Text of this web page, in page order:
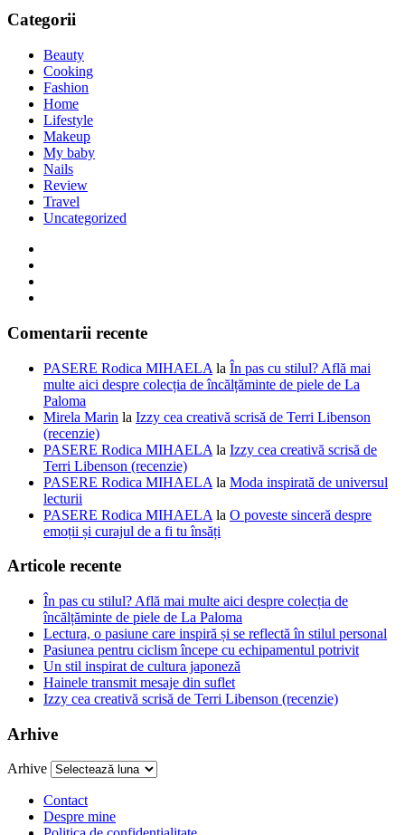
Categorii
Beauty
Cooking
Fashion
Home
Lifestyle
Makeup
My baby
Nails
Review
Travel
Uncategorized
Comentarii recente
PASERE Rodica MIHAELA la În pas cu stilul? Află mai
multe aici despre colecția de încălțăminte de piele de La
Paloma
Mirela Marin la Izzy cea creativă scrisă de Terri Libenson
(recenzie)
PASERE Rodica MIHAELA la Izzy cea creativă scrisă de
Terri Libenson (recenzie)
PASERE Rodica MIHAELA la Moda inspirată de universul
lecturii
PASERE Rodica MIHAELA la O poveste sinceră despre
emoții și curajul de a fi tu însăți
Articole recente
În pas cu stilul? Află mai multe aici despre colecția de
încălțăminte de piele de La Paloma
Lectura, o pasiune care inspiră și se reflectă în stilul personal
Pasiunea pentru ciclism începe cu echipamentul potrivit
Un stil inspirat de cultura japoneză
Hainele transmit mesaje din suflet
Izzy cea creativă scrisă de Terri Libenson (recenzie)
Arhive
Arhive
Contact
Despre mine